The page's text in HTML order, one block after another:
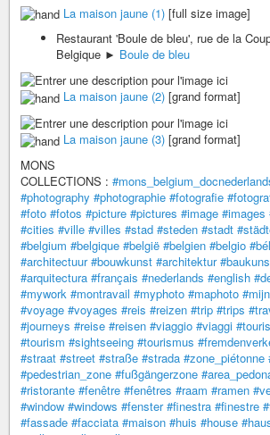
La maison jaune (1) [full size image]
Restaurant 'Boule de bleu', rue de la
Belgique ► Boule de bleu
La maison jaune (2) [grand format]
La maison jaune (3) [grand format]
MONS
COLLECTIONS :
#photography #photographie #fotografie
#foto #fotos #picture #pictures #image #images
#cities #ville #villes #stad #steden #stadt
#belgium #belgique #belgië #belgien #belgio
#architectuur #bouwkunst #architektur
#arquitectura #français #nederlands #english
#mywork #montravail #myphoto #maphoto
#voyage #voyages #reis #reizen #trip #trips
#journeys #reise #reisen #viaggio #viaggi
#tourism #sightseeing #tourismus
#straat #street #straße #strada #zone_piétonne
#pedestrian_zone #fußgängerzone
#ristorante #fenêtre #fenêtres #raam #ramen
#window #windows #fenster #finestra #finestre
#fassade #facciata #maison #huis #house